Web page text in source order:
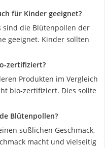
für Kinder geeignet?
sind die Blütenpollen der
geeignet. Kinder sollten
zertifiziert?
Produkten im Vergleich
bio-zertifiziert. Dies sollte
Blütenpollen?
süßlichen Geschmack,
macht und vielseitig